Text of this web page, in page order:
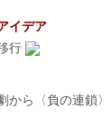
イデア
行
から〈負の連鎖〉